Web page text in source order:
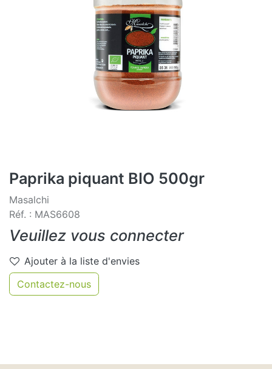
Paprika piquant BIO 500gr
Masalchi
Réf. : MAS6608
Veuillez vous connecter
Ajouter à la liste d'envies
Contactez-nous